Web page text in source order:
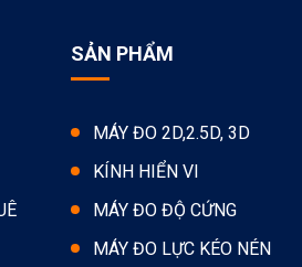
SẢN PHẨM
MÁY ĐO 2D,2.5D, 3D
KÍNH HIỂN VI
MÁY ĐO ĐỘ CỨNG
MÁY ĐO LỰC KÉO NÉN